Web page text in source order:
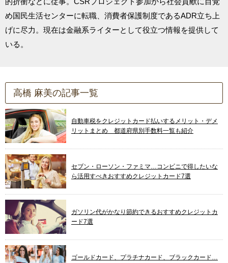
め国民生活センターに転職、消費者保護制度であるADR立ち上
げに尽力。現在は金融系ライターとして役立つ情報を提供して
いる。
高橋 麻美の記事一覧
自動車税をクレジットカード払いするメリット・デメ
リットまとめ 都道府県別手数料一覧も紹介
セブン・ローソン・ファミマ…コンビニで得したいな
ら活用すべきおすすめクレジットカード7選
ガソリン代がかなり節約できるおすすめクレジットカ
ード7選
ゴールドカード、プラチナカード、ブラックカード…